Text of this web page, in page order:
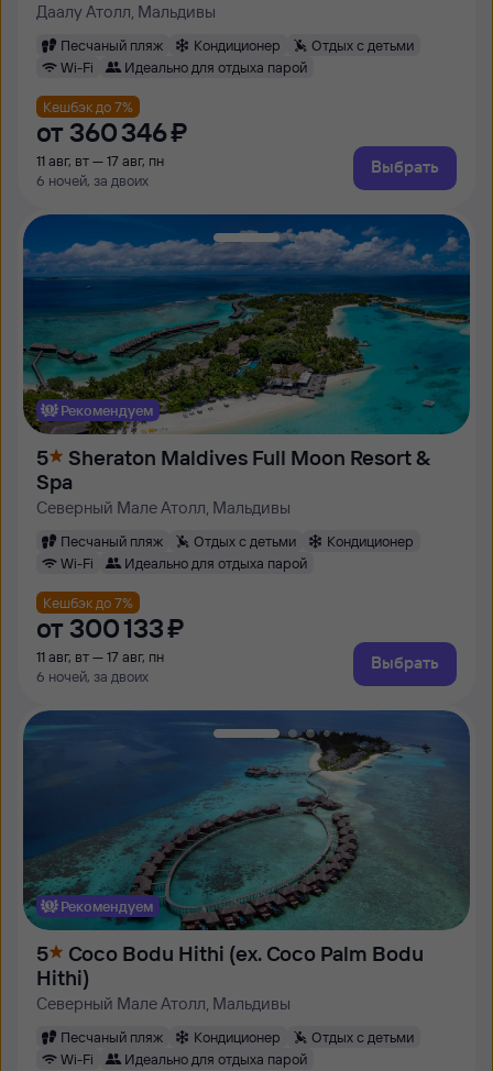
Даалу Атолл, Мальдивы
Песчаный пляж Кондиционер
Отдых с детьми
Wi-Fi
Идеально для отдыха парой
Кешбэк до 7%
от 360 ⁠346 ⁠₽
11 авг, вт — 17 авг, пн
6 ночей, за двоих
Выбрать
Рекомендуем
5
Sheraton Maldives Full Moon Resort &
Spa
Северный Мале Атолл, Мальдивы
Песчаный пляж Отдых с детьми
Кондиционер
Wi-Fi
Идеально для отдыха парой
Кешбэк до 7%
от 300 ⁠133 ⁠₽
11 авг, вт — 17 авг, пн
6 ночей, за двоих
Выбрать
Рекомендуем
5
Coco Bodu Hithi (ex. Coco Palm Bodu
Hithi)
Северный Мале Атолл, Мальдивы
Песчаный пляж Кондиционер
Отдых с детьми
Wi-Fi
Идеально для отдыха парой